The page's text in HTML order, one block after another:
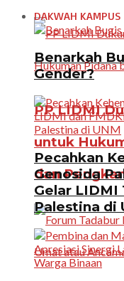
PP LIDMI
untuk
dan
DAKWAH KAMPUS
Benarkah
Gender?
Pecahkan
Genosida
Gelar LIDMI
Palestina di